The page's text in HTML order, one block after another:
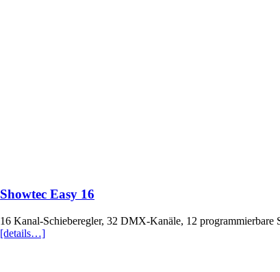
Showtec Easy 16
16 Kanal-Schieberegler, 32 DMX-Kanäle, 12 programmierbare
[details…]